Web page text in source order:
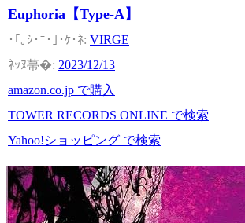
Euphoria【Type-A】
VIRGE
2023/12/13
amazon.co.jp で購入
TOWER RECORDS ONLINE で検索
Yahoo!ショッピング で検索